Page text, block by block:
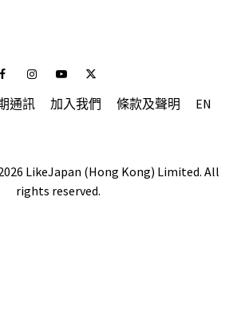
FacebookInstagramYoutubeTwitter
通訊 加入我們 條款及聲明 EN
LikeJapan (Hong Kong) Limited. All
rights reserved.